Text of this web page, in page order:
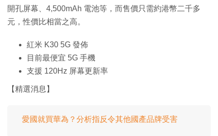
開孔屏幕、4,500mAh 電池等，而售價只需約港幣二千多
元，性價比相當之高。
紅米 K30 5G 發佈
目前最便宜 5G 手機
支援 120Hz 屏幕更新率
【精選消息】
愛國就買華為？分析指反令其他國產品牌受害